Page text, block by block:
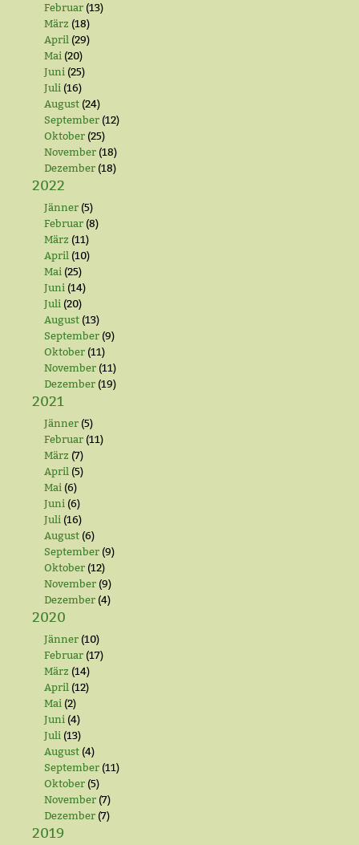
Februar (13)
März (18)
April (29)
Mai (20)
Juni (25)
Juli (16)
August (24)
September (12)
Oktober (25)
November (18)
Dezember (18)
2022
Jänner (5)
Februar (8)
März (11)
April (10)
Mai (25)
Juni (14)
Juli (20)
August (13)
September (9)
Oktober (11)
November (11)
Dezember (19)
2021
Jänner (5)
Februar (11)
März (7)
April (5)
Mai (6)
Juni (6)
Juli (16)
August (6)
September (9)
Oktober (12)
November (9)
Dezember (4)
2020
Jänner (10)
Februar (17)
März (14)
April (12)
Mai (2)
Juni (4)
Juli (13)
August (4)
September (11)
Oktober (5)
November (7)
Dezember (7)
2019